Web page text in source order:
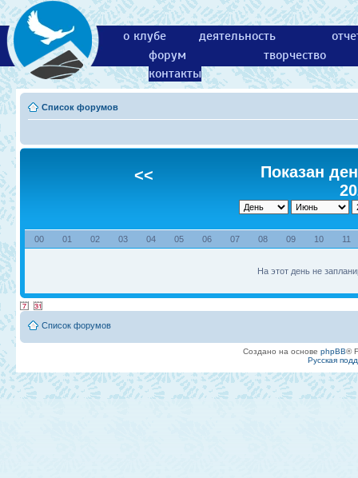
о клубе деятельность
форум
творчество
контакты
Список форумов
<<
Показан
00 01 02 03 04 05 06 07 08 09 10 11
На этот день не
Список форумов
Создано на основе phpBB®
Русская